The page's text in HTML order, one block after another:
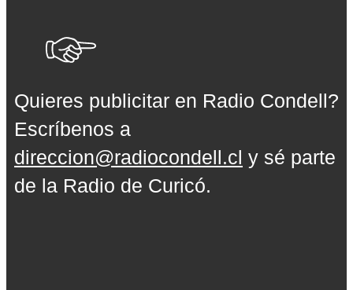
Quieres publicitar en Radio Condell?
Escríbenos a
direccion@radiocondell.cl y sé parte
de la Radio de Curicó.